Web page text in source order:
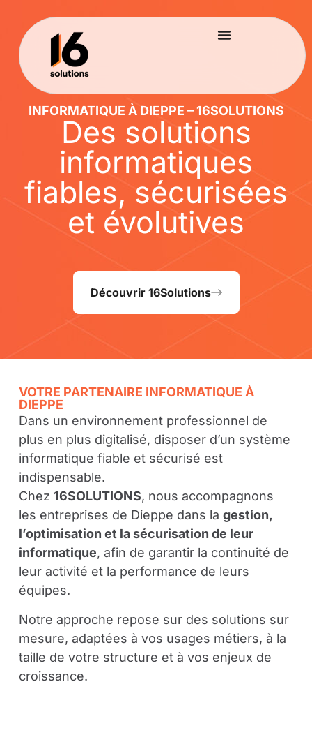
INFORMATIQUE À DIEPPE – 16SOLUTIONS
Des solutions
informatiques
fiables, sécurisées
et évolutives
Découvrir 16Solutions
VOTRE PARTENAIRE INFORMATIQUE À
DIEPPE
Dans un environnement professionnel de
plus en plus digitalisé, disposer d’un système
informatique fiable et sécurisé est
indispensable.
Chez 16SOLUTIONS, nous accompagnons
les entreprises de Dieppe dans la gestion,
l’optimisation et la sécurisation de leur
informatique, afin de garantir la continuité de
leur activité et la performance de leurs
équipes.
Notre approche repose sur des solutions sur
mesure, adaptées à vos usages métiers, à la
taille de votre structure et à vos enjeux de
croissance.